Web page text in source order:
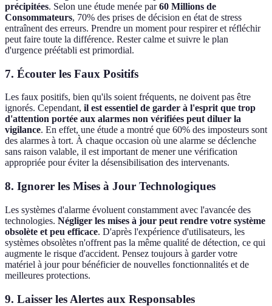
précipitées. Selon une étude menée par60 Millions de
Consommateurs, 70% des prises de décision en état de stress
entraînent des erreurs. Prendre un moment pour respirer et réfléchir
peut faire toute la différence. Rester calme et suivre le plan
d'urgence préétabli est primordial.
7. Écouter les Faux Positifs
Les faux positifs, bien qu'ils soient fréquents, ne doivent pas être
ignorés. Cependant, il est essentiel de garder à l'esprit que trop
d'attention portée aux alarmes non vérifiées peut diluer la
vigilance. En effet, une étude a montré que 60% des imposteurs sont
des alarmes à tort. À chaque occasion où une alarme se déclenche
sans raison valable, il est important de mener une vérification
appropriée pour éviter la désensibilisation des intervenants.
8. Ignorer les Mises à Jour Technologiques
Les systèmes d'alarme évoluent constamment avec l'avancée des
technologies. Négliger les mises à jour peut rendre votre système
obsolète et peu efficace. D'après l'expérience d'utilisateurs, les
systèmes obsolètes n'offrent pas la même qualité de détection, ce qui
augmente le risque d'accident. Pensez toujours à garder votre
matériel à jour pour bénéficier de nouvelles fonctionnalités et de
meilleures protections.
9. Laisser les Alertes aux Responsables